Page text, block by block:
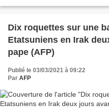
Dix roquettes sur une
Etatsuniens en Irak
pape (AFP)
Publié le 03/03/2021 à 09:22
Par AFP